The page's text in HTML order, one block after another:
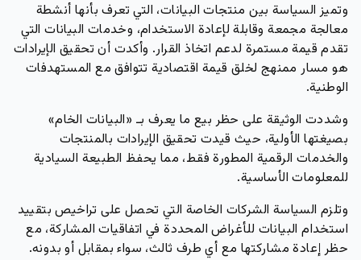
وتميز السياسة بين منتجات البيانات، التي تعرف بأنها أنشطة
معالجة مجمعة وقابلة لإعادة الاستخدام، وخدمات البيانات التي
تقدم قيمة مستمرة لدعم اتخاذ القرار. وأكدت أن تحقيق الإيرادات
هو مسار ممنهج لخلق قيمة اقتصادية تتوافق مع المستهدفات
الوطنية.
وشددت الوثيقة على حظر بيع ما يعرف بـ «البيانات الخام»
بصيغتها الأولية، حيث قيدت تحقيق الإيرادات بالمنتجات
والخدمات الرقمية المطورة فقط، مما يحفظ الطبيعة السيادية
للمعلومات الأساسية.
وتلزم السياسة الشركات الخاصة التي تحصل على تراخيص بتقييد
استخدام البيانات للأغراض المحددة في اتفاقيات المشاركة، مع
حظر إعادة مشاركتها مع أي طرف ثالث، سواء بمقابل أو بدونه.